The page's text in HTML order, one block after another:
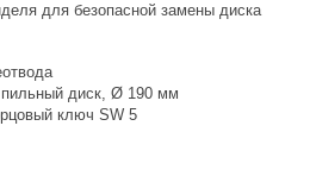
для безопасной замены диска
диск, Ø 190 мм
ключ SW 5